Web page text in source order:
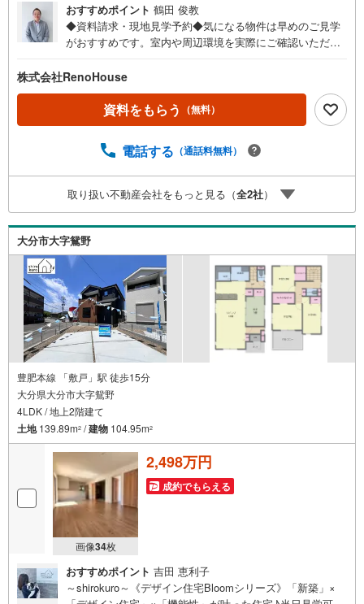
おすすめポイント 鶴田 俊教
◆資料請求・現地見学予約◆気になる物件は早めのご見学
がおすすめです。室内や周辺環境を実際にご確認いただけ
請求は24時間受付中！お気軽にお問い合わせください。◎
内覧希望の方は、【室内・現地を見学する】ボタンから日
程を指定して予約！土日祝日のご案内はもちろんOK！（9:
00～18:00）◎他の気になる物件もまとめてご案内できま
できます♪理想のマイホーム探しをチームリノハウスが親
株式会社RenoHouse
資料をもらう （無料）
電話する （通話料無料）
取り扱い不動産会社をもっと見る（全2社）
大分市大字鴛野
豊肥本線 「敷戸」駅 徒歩15分
大分県大分市大字鴛野
4LDK / 地上2階建て
土地139.89m2 /建物 104.95m2
画像34枚
2,498万円
成約でもらえる
おすすめポイント 吉田 恵利子
～shirokuro～《デザイン住宅Bloomシリーズ》「新築」×